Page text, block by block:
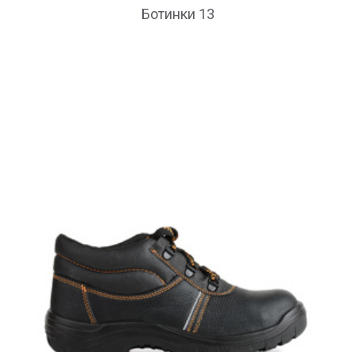
Ботинки 13